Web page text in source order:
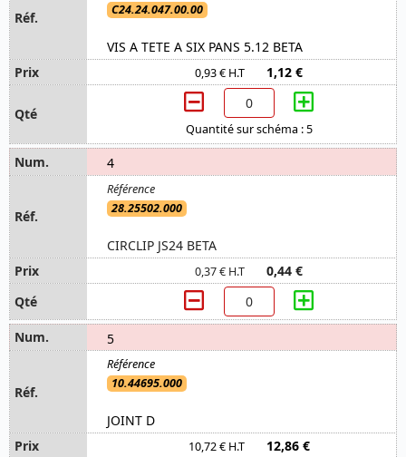
C24.24.047.00.00
VIS A TETE A SIX PANS 5.12 BETA
0,93 € H.T 1,12 €
Quantité sur schéma : 5
4
28.25502.000
CIRCLIP JS24 BETA
0,37 € H.T 0,44 €
5
10.44695.000
JOINT D
10,72 € H.T 12,86 €